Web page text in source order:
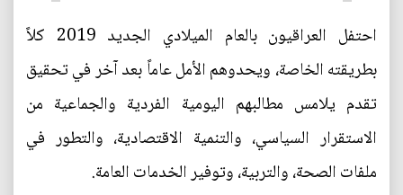
احتفل العراقيون بالعام الميلادي الجديد 2019 كلاً
بطريقته الخاصة، ويحدوهم الأمل عاماً بعد آخر في تحقيق
تقدم يلامس مطالبهم اليومية الفردية والجماعية من
الاستقرار السياسي، والتنمية الاقتصادية، والتطور في
ملفات الصحة، والتربية، وتوفير الخدمات العامة.